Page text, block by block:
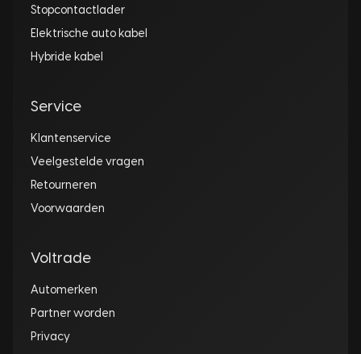
Stopcontactlader
Elektrische auto kabel
Hybride kabel
Service
Klantenservice
Veelgestelde vragen
Retourneren
Voorwaarden
Voltrade
Automerken
Partner worden
Privacy